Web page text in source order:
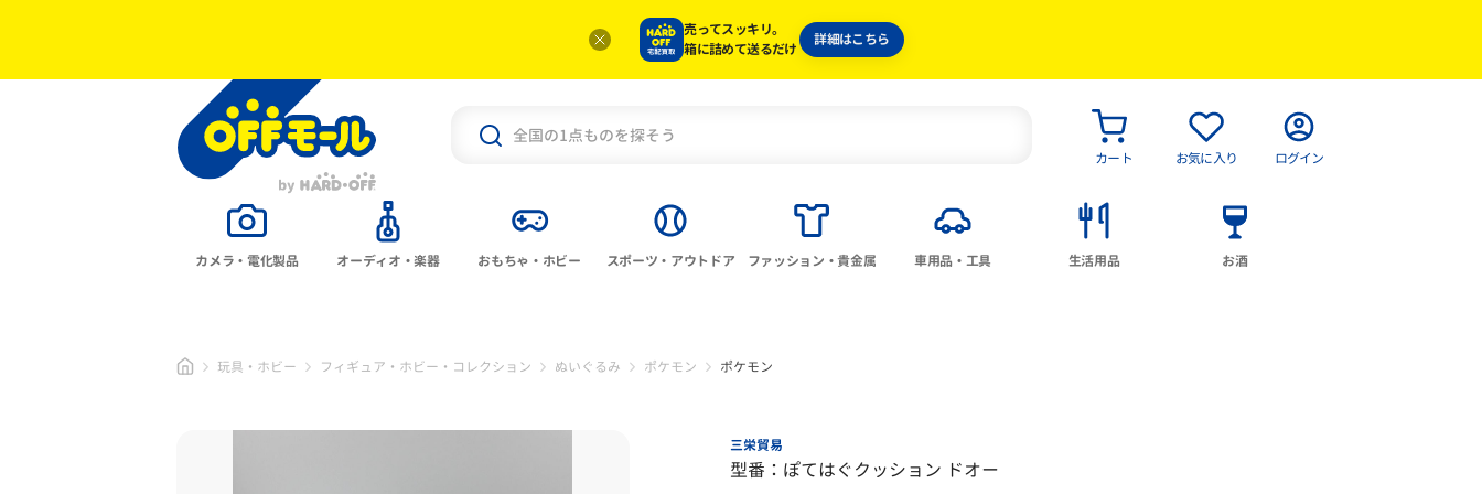
売ってスッキリ。
箱に詰めて送るだけ
詳細はこちら
カート お気に入り ログイン
カメラ・電化製品 オーディオ・楽器 おもちゃ・ホビー スポーツ・アウトドア ファッション・貴金属 車用品・工具 生活用品 お酒
玩具・ホビー フィギュア・ホビー・コレクション ぬいぐるみ ポケモン ポケモン
三栄貿易
型番：ぽてはぐクッション ドオー